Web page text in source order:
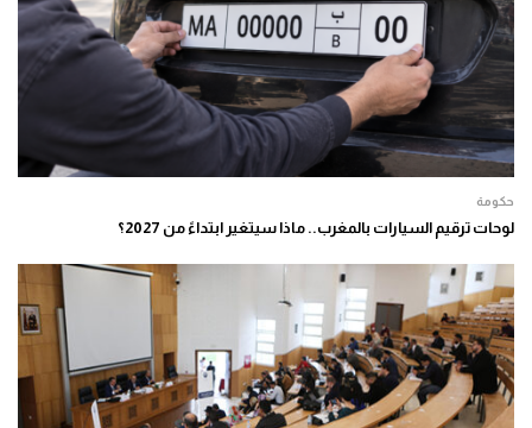
حكومة
لوحات ترقيم السيارات بالمغرب.. ماذا سيتغير ابتداءً من 2027؟